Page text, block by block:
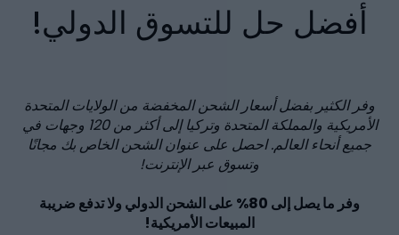
أفضل حل للتسوق الدولي!
وفر الكثير بفضل أسعار الشحن المخفضة من الولايات المتحدة
الأمريكية والمملكة المتحدة وتركيا إلى أكثر من120 وجهات في
جميع أنحاء العالم. احصل على عنوان الشحن الخاص بك مجانًا
وتسوق عبر الإنترنت!
وفر ما يصل إلى 80%
على الشحن الدولي ولا تدفع ضريبة
المبيعات الأمريكية!